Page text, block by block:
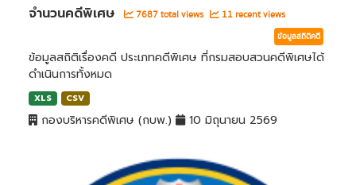
จำนวนคดีพิเศษ 7687 total views 11 recent views
ข้อมูลสถิติคดี
ข้อมูลสถิติเรื่องคดี ประเภทคดีพิเศษ ที่กรมสอบสวนคดีพิเศษได้
ดำเนินการทั้งหมด
XLS CSV
กองบริหารคดีพิเศษ (กบพ.) 10 มิถุนายน 2569